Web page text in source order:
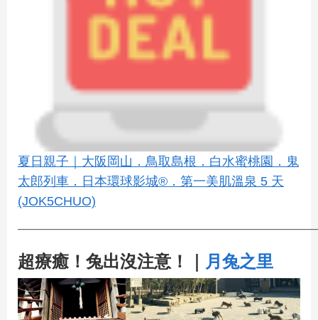
夏日親子｜大阪岡山．鳥取島根．白水蜜桃園．鬼
太郎列車．日本環球影城®．第一美肌溫泉 5 天
(JOK5CHUO)
超療癒！兔出沒注意！｜ 月兔之里